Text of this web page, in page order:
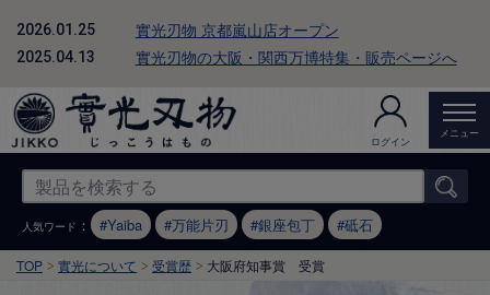
2026.01.25 實光刃物 京都嵐山店オープン
2025.04.13 實光刃物の大阪・関西万博特集・販売ページへ
ログイン
メニュー
人気ワード ： Yaiba 万能片刃 銀座包丁 砥石
TOP 實光について 受賞歴 大阪府知事賞 受賞